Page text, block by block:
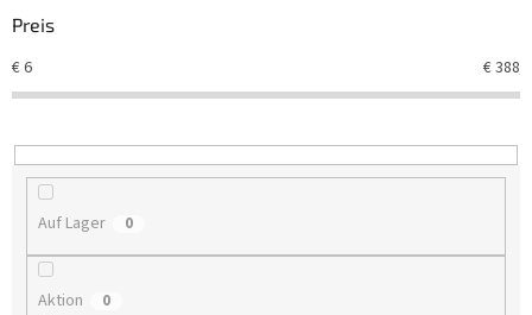
s
r
t
e
r
Preis
€6 €388
Auf Lager 0
Aktion 0